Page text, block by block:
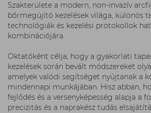
Szakterülete a modern, non-invazív
bőrmegújító kezelések világa, különös
technológiák és kezelési protokollok
kombinációjára.
Oktatóként célja, hogy a gyakorlati
kezelések során bevált módszereket
amelyek valódi segítséget nyújtanak a
mindennapi munkájában. Hisz abban,
fejlődés és a versenyképesség alapja a
precizitás és a naprakész tudás